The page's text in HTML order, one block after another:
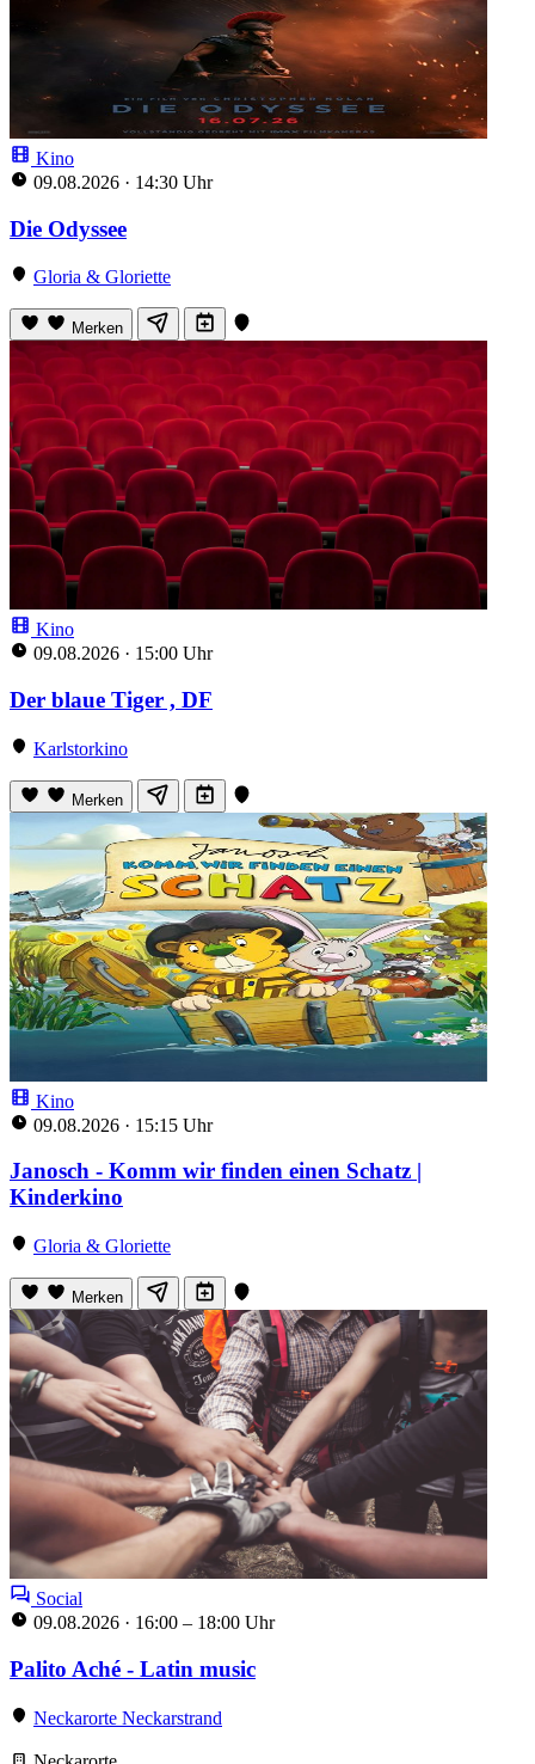
Kino
09.08.2026 · 14:30 Uhr
Die Odyssee
Gloria & Gloriette
Merken
Kino
09.08.2026 · 15:00 Uhr
Der blaue Tiger , DF
Karlstorkino
Merken
Kino
09.08.2026 · 15:15 Uhr
Janosch - Komm wir finden einen Schatz |
Kinderkino
Gloria & Gloriette
Merken
Social
09.08.2026 · 16:00 – 18:00 Uhr
Palito Aché - Latin music
Neckarorte Neckarstrand